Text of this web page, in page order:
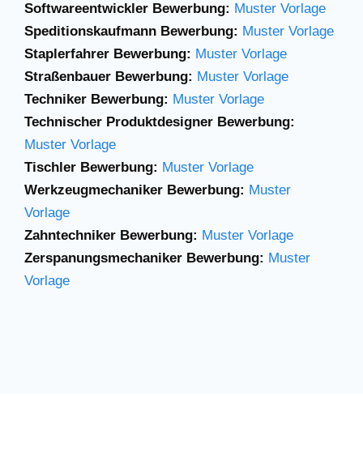
Softwareentwickler Bewerbung: Muster Vorlage
Speditionskaufmann Bewerbung: Muster Vorlage
Staplerfahrer Bewerbung: Muster Vorlage
Straßenbauer Bewerbung: Muster Vorlage
Techniker Bewerbung: Muster Vorlage
Technischer Produktdesigner Bewerbung:
Muster Vorlage
Tischler Bewerbung: Muster Vorlage
Werkzeugmechaniker Bewerbung: Muster
Vorlage
Zahntechniker Bewerbung: Muster Vorlage
Zerspanungsmechaniker Bewerbung: Muster
Vorlage